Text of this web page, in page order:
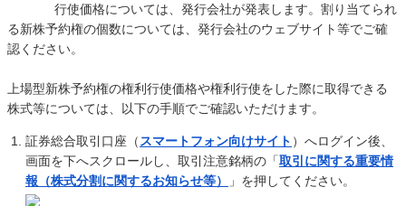
行使価格については、発行会社が発表します。割り当てられ
る新株予約権の個数については、発行会社のウェブサイト等でご確
認ください。
上場型新株予約権の権利行使価格や権利行使をした際に取得できる
株式等については、以下の手順でご確認いただけます。
証券総合取引口座（ スマートフォン向けサイト ）へログイン後、
画面を下へスクロールし、取引注意銘柄の「取引に関する重要情
報（株式分割に関するお知らせ等）
」を押してください。